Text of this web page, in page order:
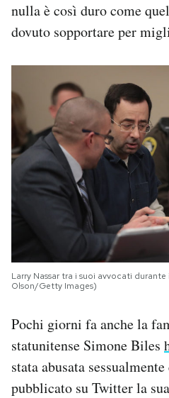
nulla è così duro come
dovuto sopportare per
Larry Nassar tra i suoi avvocati
Olson/Getty Images)
Pochi giorni fa anche la
statunitense Simone Biles
stata abusata
pubblicato su Twitter la